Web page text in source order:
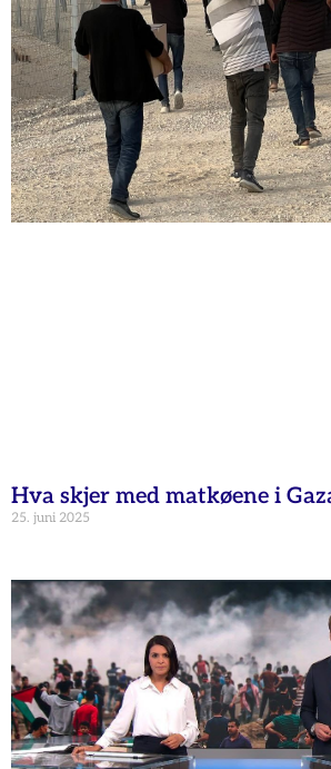
Hva skjer med matkøene i
25. juni 2025